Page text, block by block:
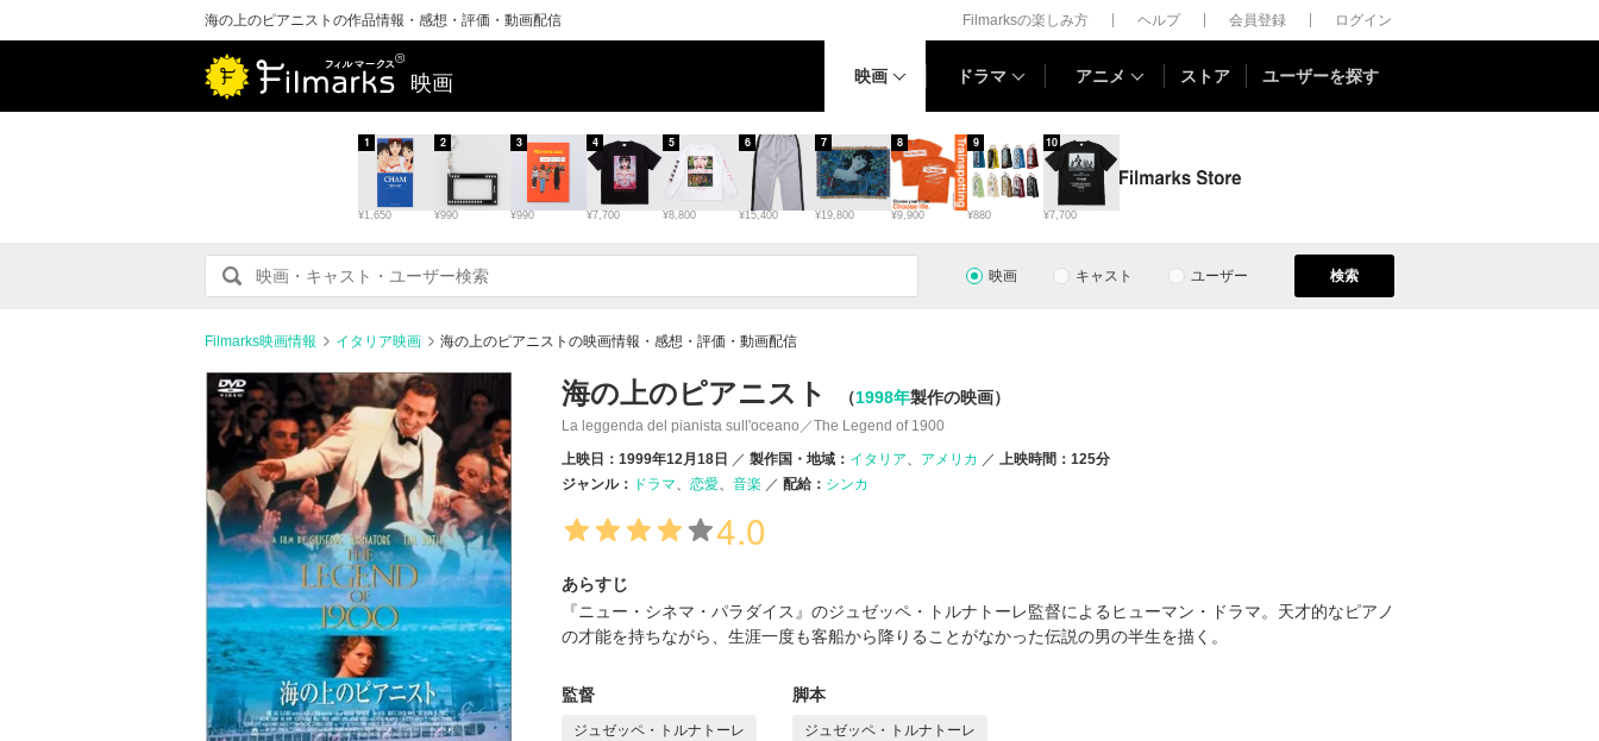
海の上のピアニストの作品情報・感想・評価・動画配信 Filmarksの楽しみ方 ヘルプ 会員登録 ログイン
映画 映画 ドラマ アニメ ストア ユーザーを探す
¥1,650
1
¥990
2
¥990
3
¥7,700
4
¥8,800
5
¥15,400
6
¥19,800
7
¥9,900
8
¥880
9
¥7,700
10
映画 キャスト ユーザー 検索
Filmarks映画情報 イタリア映画 海の上のピアニストの映画情報・感想・評価・動画配信
海の上のピアニスト （1998年製作の映画）
La leggenda del pianista sull'oceano／The Legend of 1900
上映日：1999年12月18日
製作国・地域： イタリア アメリカ
上映時間：125分
ジャンル： ドラマ 恋愛 音楽 配給： シンカ
4.0
あらすじ
『ニュー・シネマ・パラダイス』のジュゼッペ・トルナトーレ監督によるヒューマン・ドラマ。天才的なピアノ
の才能を持ちながら、生涯一度も客船から降りることがなかった伝説の男の半生を描く。
監督
ジュゼッペ・トルナトーレ
脚本
ジュゼッペ・トルナトーレ